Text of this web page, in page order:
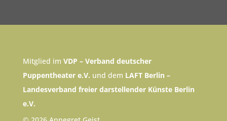
Mitglied im VDP – Verband deutscher
Puppentheater e.V. und dem LAFT Berlin –
Landesverband freier darstellender Künste Berlin
e.V.